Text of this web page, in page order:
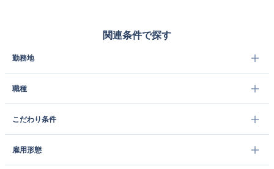
関連条件で探す
勤務地
職種
こだわり条件
雇用形態